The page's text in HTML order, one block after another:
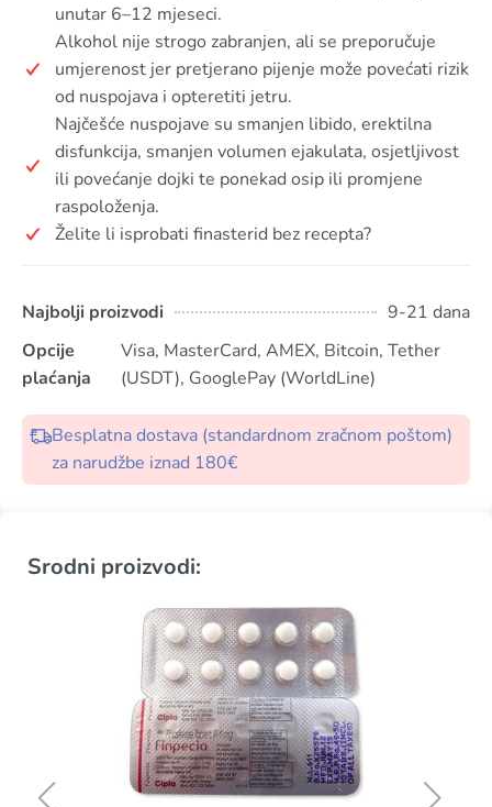
unutar 6–12 mjeseci.
Alkohol nije strogo zabranjen, ali se preporučuje
umjerenost jer pretjerano pijenje može povećati rizik
od nuspojava i opteretiti jetru.
Najčešće nuspojave su smanjen libido, erektilna
disfunkcija, smanjen volumen ejakulata, osjetljivost
ili povećanje dojki te ponekad osip ili promjene
raspoloženja.
Želite li isprobati finasterid bez recepta?
Najbolji proizvodi
9-21 dana
Opcije
plaćanja
Visa, MasterCard, AMEX, Bitcoin, Tether
(USDT), GooglePay (WorldLine)
Besplatna dostava (standardnom zračnom poštom)
za narudžbe iznad 180€
Srodni proizvodi: